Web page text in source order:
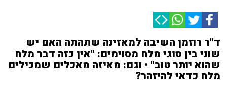
ד"ר רוזמן השיבה למאזינה שתהתה האם יש
שוני בין סוגי מלח מסוימים: "אין כזה דבר מלח
שהוא יותר טוב" • וגם: מאיזה מאכלים שמכילים
מלח כדאי להיזהר?